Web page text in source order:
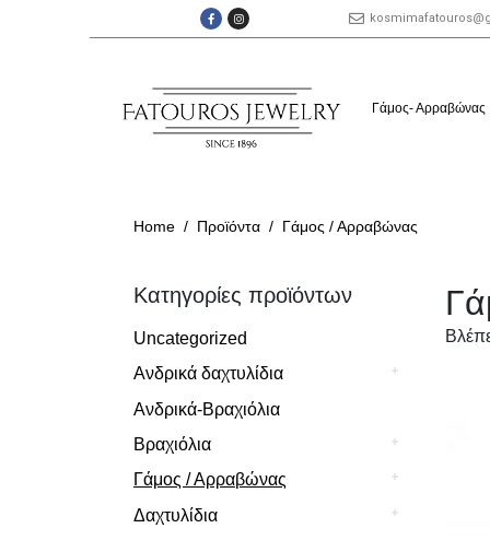
Γάμος- Αρραβώνας
Home Προϊόντα Γάμος / Αρραβώνας
Κατηγορίες προϊόντων
Uncategorized
Ανδρικά δαχτυλίδια
Ανδρικά-Βραχιόλια
Βραχιόλια
Γάμος / Αρραβώνας
Δαχτυλίδια